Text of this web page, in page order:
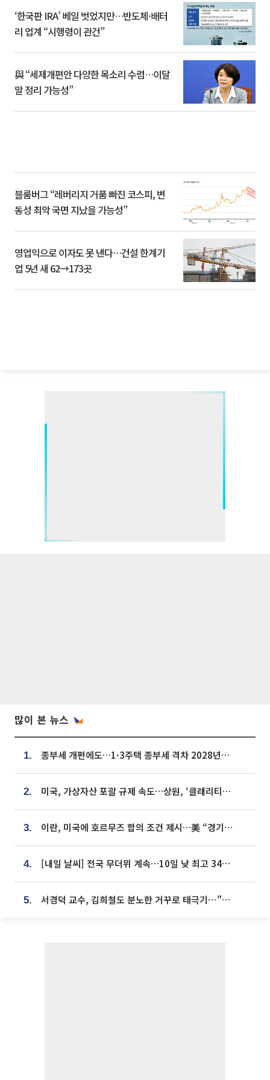
‘한국판 IRA’ 베일 벗었지만…반도체·배터
리 업계 “시행령이 관건”
與 “세제개편안 다양한 목소리 수렴…이달
말 정리 가능성”
블룸버그 “레버리지 거품 빠진 코스피, 변
동성 최악 국면 지났을 가능성”
영업익으로 이자도 못 낸다…건설 한계기
업 5년 새 62→173곳
많이 본 뉴스
1. 종부세 개편에도…1·3주택 종부세 격차 2028년부터 확대
2. 미국, 가상자산 포괄 규제 속도…상원, ‘클래리티법’ 9월 절차투표 추진
3. 이란, 미국에 호르무즈 합의 조건 제시…美 “경기 아직 안 끝나” [종합]
4. [내일 날씨] 전국 무더위 계속…10일 낮 최고 34도 육박
5. 서경덕 교수, 김희철도 분노한 거꾸로 태극기⋯"엉터리는 아냐, 아쉬울 뿐"